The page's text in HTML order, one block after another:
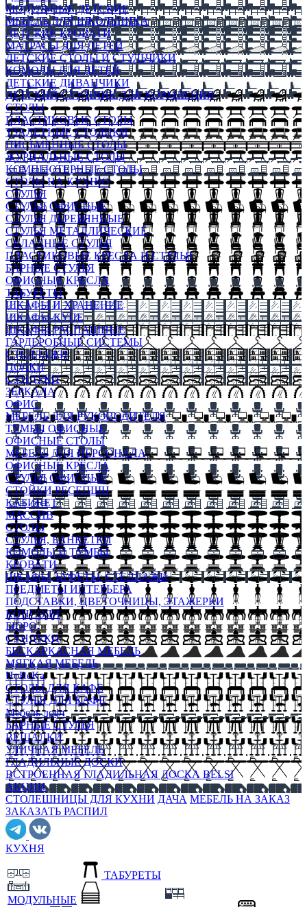
МОДУЛЬНЫЕ ДЕТСКИЕ
МЕБЕЛЬ ДЛЯ ШКОЛЬНИКА
ДЕТСКИЕ КРОВАТИ
МАТРАСЫ ДЛЯ ДЕТЕЙ
ДЕТСКИЕ СТОЛЫ И СТУЛЬЧИКИ
КОМОДЫ ДЛЯ ДЕТЕЙ
ДЕТСКИЕ ДИВАНЧИКИ
ДЕТСКИЙ СТУЛЬЧИК ДЛЯ КОРМЛЕНИЯ
СТОЛЫ
ПЛАСТИКОВЫЕ СТОЛЫ
ТУАЛЕТНЫЕ СТОЛИКИ
ПИСЬМЕННЫЕ СТОЛЫ
ЖУРНАЛЬНЫЕ СТОЛЫ
КОМПЬЮТЕРНЫЕ СТОЛЫ
СТОЛЫ НА КУХНЮ
СТУЛЬЯ
СТУЛЬЯ ОФИСНЫЕ
СТУЛЬЯ ДЕРЕВЯННЫЕ
СТУЛЬЯ МЕТАЛЛИЧЕСКИЕ
СКЛАДНЫЕ СТУЛЬЯ
ПЛАСТИКОВЫЕ КРЕСЛА И СТУЛЬЯ
БАРНЫЕ СТУЛЬЯ
ОФИСНЫЕ КРЕСЛА
ТАБУРЕТЫ
ШКАФЫ И ХРАНЕНИЕ
ШКАФЫ-КУПЕ
ШКАФЫ-РАСПАШНЫЕ
ГАРДЕРОБНЫЕ СИСТЕМЫ
СТЕЛЛАЖИ
ПОЛКИ
СУНДУКИ
ЗЕРКАЛА
ОФИС
МЕБЕЛЬ ДЛЯ РУКОВОДИТЕЛЯ
ТУМБЫ ОФИСНЫЕ
ОФИСНЫЕ СТОЛЫ
МЕБЕЛЬ ДЛЯ ПЕРСОНАЛА
ОФИСНЫЕ КРЕСЛА
СТУЛЬЯ ОФИСНЫЕ
СТОЙКИ РЕСЕПШН
КАБИНЕТ
МАССИВ
СТОЛЫ
СТУЛЬЯ, БАНКЕТКИ
КОМОДЫ И ТУМБЫ
КРОВАТИ
ШКАФЫ, БУФЕТЫ, СТЕЛЛАЖИ
ПРЕДМЕТЫ ИНТЕРЬЕРА
ПОДСТАВКИ, ЦВЕТОЧНИЦЫ, ЭТАЖЕРКИ
КОНСОЛИ
БЮРО
СУНДУКИ
БЕСКАРКАСНАЯ МЕБЕЛЬ
МЯГКАЯ МЕБЕЛЬ
HoReKa
СТОЛЫ ДЛЯ КАФЕ
СТУЛЬЯ ДЛЯ КАФЕ
Мебель лофт
БАРНЫЕ СТУЛЬЯ
ВЕШАЛКИ
УЛИЧНАЯ МЕБЕЛЬ
ГЛАДИЛЬНЫЕ ДОСКИ
ВСТРОЕННАЯ ГЛАДИЛЬНАЯ ДОСКА BELSI
АКЦИИ
СТОЛЕШНИЦЫ ДЛЯ КУХНИ ДАЧА МЕБЕЛЬ НА ЗАКАЗ
ЗАКАЗАТЬ РАСПИЛ
КУХНЯ
МОДУЛЬНЫЕ
ТАБУРЕТЫ